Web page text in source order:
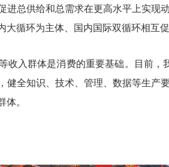
进总供给和总需求在更高水平上实
循环为主体、国内国际双循环相互
入群体是消费的重要基础。目前，
健全知识、技术、管理、数据等生
体。